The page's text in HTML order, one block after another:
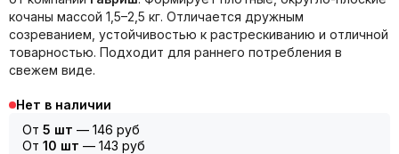
кочаны массой 1,5–2,5 кг. Отличается дружным
созреванием, устойчивостью к растрескиванию и отличной
товарностью. Подходит для раннего потребления в
свежем виде.
Нет в наличии
От 5 шт — 146 руб
От 10 шт — 143 руб